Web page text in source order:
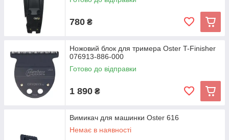
780 ₴
Ножовий блок для тримера Oster T-Finisher
076913-886-000
Готово до відправки
1 890 ₴
Вимикач для машинки Oster 616
Немає в наявності